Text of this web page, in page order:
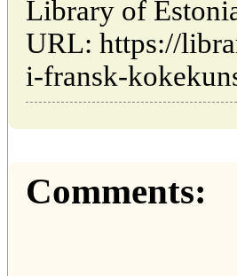
Library of
URL: https://
i-fransk-
Comments: